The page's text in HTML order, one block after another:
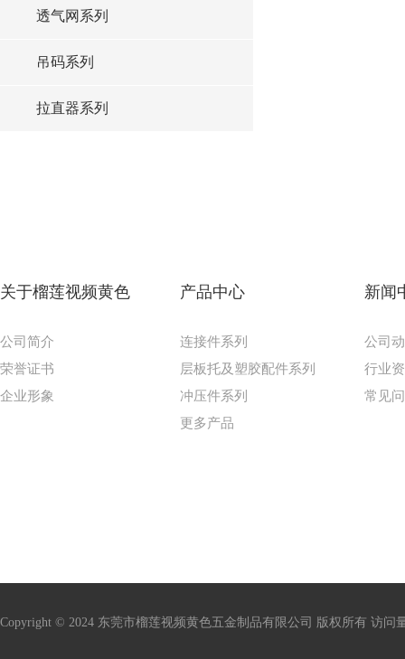
透气网系列
吊码系列
拉直器系列
关于榴莲视频黄色
公司简介
荣誉证书
企业形象
产品中心
连接件系列
层板托及塑胶配件系列
冲压件系列
更多产品
新闻
公司
行业
常见
Copyright © 2024 东莞市榴莲视频黄色五金制品有限公司 版权所有 访问量